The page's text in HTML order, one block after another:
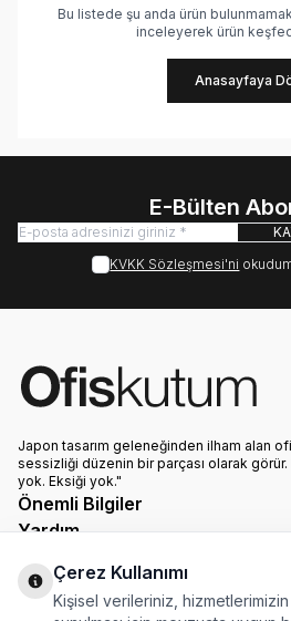
Bu listede şu anda ürün
inceleyerek ürün
Anasayfaya
E-Bülten
KVKK Sözleşmesi'ni
Japon tasarım geleneğinden ilham alan
sessizliği düzenin bir parçası olarak görür.
yok. Eksiği yok."
Önemli Bilgiler
Yardım
Adres & İletişim
Çerez Kullanımı
Kişisel verileriniz,